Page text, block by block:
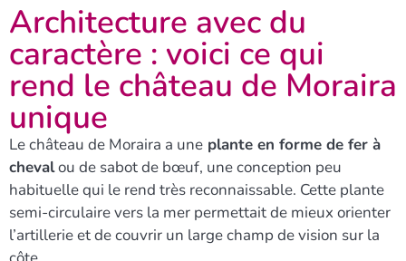
Architecture avec du
caractère : voici ce qui
rend le château de Moraira
unique
Le château de Moraira a une plante en forme de fer à
chevalou de sabot de bœuf, une conception peu
habituelle qui le rend très reconnaissable. Cette plante
semi-circulaire vers la mer permettait de mieux orienter
l’artillerie et de couvrir un large champ de vision sur la